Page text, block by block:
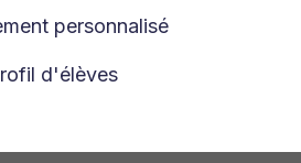
personnalisé
d'élèves